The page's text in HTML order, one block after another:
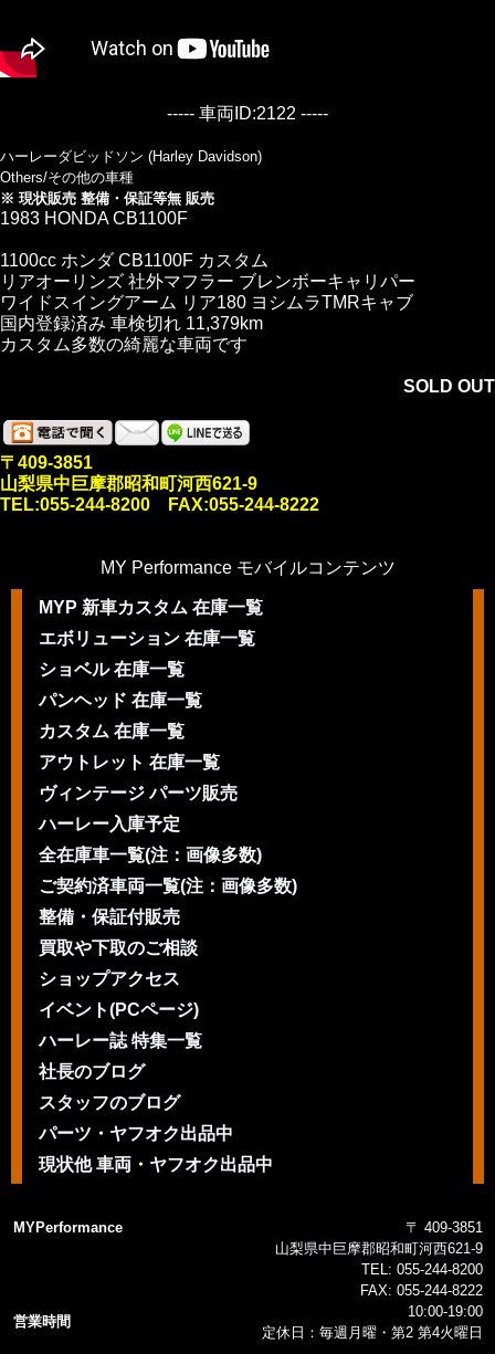
----- 車両ID:2122 -----
ハーレーダビッドソン (Harley Davidson)
Others/その他の車種
※ 現状販売 整備・保証等無 販売
1983 HONDA CB1100F
1100cc ホンダ CB1100F カスタム
リアオーリンズ 社外マフラー ブレンボーキャリパー
ワイドスイングアーム リア180 ヨシムラTMRキャブ
国内登録済み 車検切れ 11,379km
カスタム多数の綺麗な車両です
SOLD OUT
〒409-3851
山梨県中巨摩郡昭和町河西621-9
TEL:055-244-8200 FAX:055-244-8222
MY Performance モバイルコンテンツ
MYP 新車カスタム 在庫一覧
エボリューション 在庫一覧
ショベル 在庫一覧
パンヘッド 在庫一覧
カスタム 在庫一覧
アウトレット 在庫一覧
ヴィンテージ パーツ販売
ハーレー入庫予定
全在庫車一覧(注：画像多数)
ご契約済車両一覧(注：画像多数)
整備・保証付販売
買取や下取のご相談
ショップアクセス
イベント(PCページ)
ハーレー誌 特集一覧
社長のブログ
スタッフのブログ
パーツ・ヤフオク出品中
現状他 車両・ヤフオク出品中
MYPerformance
〒 409-3851
山梨県中巨摩郡昭和町河西621-9
TEL: 055-244-8200
FAX: 055-244-8222
営業時間
10:00-19:00
定休日：毎週月曜・第2 第4火曜日